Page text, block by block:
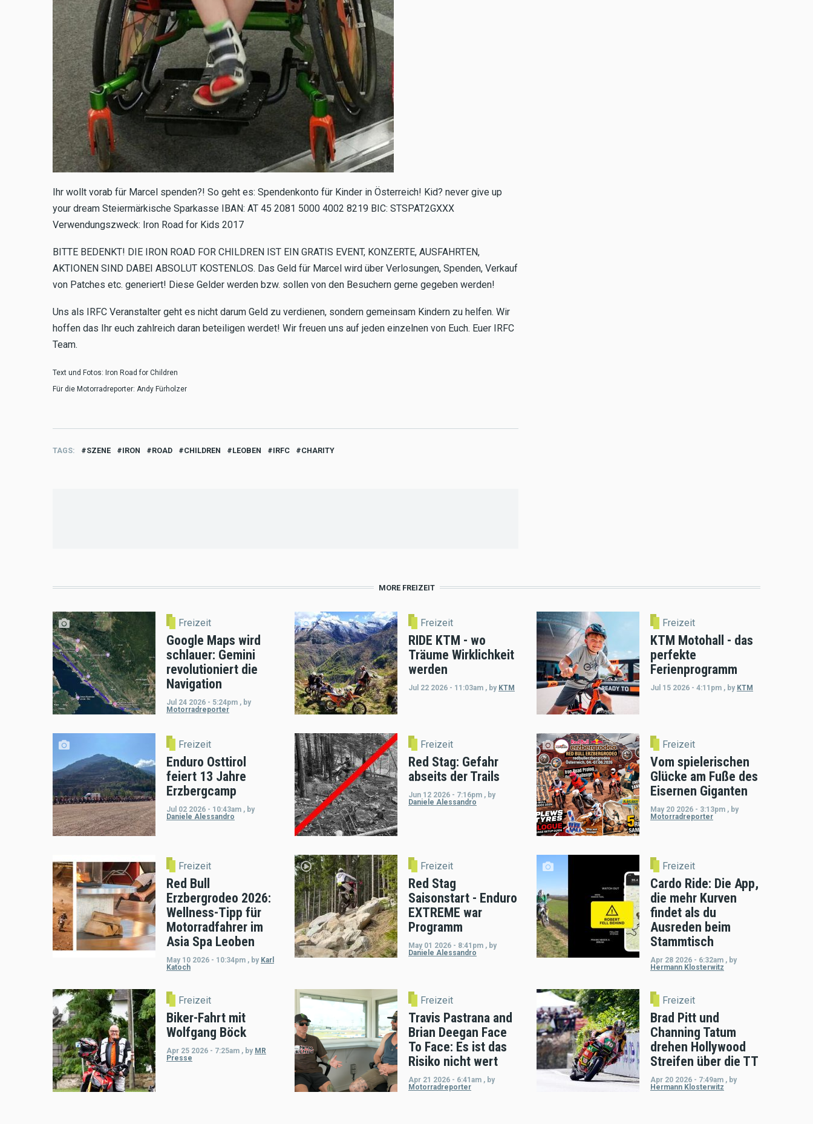
Ihr wollt vorab für Marcel spenden?! So geht es: Spendenkonto für Kinder in Österreich! Kid? never give up
your dream Steiermärkische Sparkasse IBAN: AT 45 2081 5000 4002 8219 BIC: STSPAT2GXXX
Verwendungszweck: Iron Road for Kids 2017
BITTE BEDENKT! DIE IRON ROAD FOR CHILDREN IST EIN GRATIS EVENT, KONZERTE, AUSFAHRTEN,
AKTIONEN SIND DABEI ABSOLUT KOSTENLOS. Das Geld für Marcel wird über Verlosungen, Spenden, Verkauf
von Patches etc. generiert! Diese Gelder werden bzw. sollen von den Besuchern gerne gegeben werden!
Uns als IRFC Veranstalter geht es nicht darum Geld zu verdienen, sondern gemeinsam Kindern zu helfen. Wir
hoffen das Ihr euch zahlreich daran beteiligen werdet! Wir freuen uns auf jeden einzelnen von Euch. Euer IRFC
Team.
Text und Fotos: Iron Road for Children
Für die Motorradreporter: Andy Fürholzer
TAGS SZENE IRON ROAD CHILDREN LEOBEN IRFC CHARITY
MORE FREIZEIT
Freizeit
Google Maps wird
schlauer: Gemini
revolutioniert die
Navigation
Jul 24 2026 - 5:24pm , by
Motorradreporter
Freizeit
RIDE KTM - wo
Träume Wirklichkeit
werden
Jul 22 2026 - 11:03am , by KTM
Freizeit
KTM Motohall - das
perfekte
Ferienprogramm
Jul 15 2026 - 4:11pm , by KTM
Freizeit
Enduro Osttirol
feiert 13 Jahre
Erzbergcamp
Jul 02 2026 - 10:43am , by
Daniele Alessandro
Freizeit
Red Stag: Gefahr
abseits der Trails
Jun 12 2026 - 7:16pm , by
Daniele Alessandro
Freizeit
Vom spielerischen
Glücke am Fuße des
Eisernen Giganten
May 20 2026 - 3:13pm , by
Motorradreporter
Freizeit
Red Bull
Erzbergrodeo 2026:
Wellness-Tipp für
Motorradfahrer im
Asia Spa Leoben
May 10 2026 - 10:34pm , by Karl
Katoch
Freizeit
Red Stag
Saisonstart - Enduro
EXTREME war
Programm
May 01 2026 - 8:41pm , by
Daniele Alessandro
Freizeit
Cardo Ride: Die App,
die mehr Kurven
findet als du
Ausreden beim
Stammtisch
Apr 28 2026 - 6:32am , by
Hermann Klosterwitz
Freizeit
Biker-Fahrt mit
Wolfgang Böck
Apr 25 2026 - 7:25am , by MR
Presse
Freizeit
Travis Pastrana and
Brian Deegan Face
To Face: Es ist das
Risiko nicht wert
Apr 21 2026 - 6:41am , by
Motorradreporter
Freizeit
Brad Pitt und
Channing Tatum
drehen Hollywood
Streifen über die TT
Apr 20 2026 - 7:49am , by
Hermann Klosterwitz